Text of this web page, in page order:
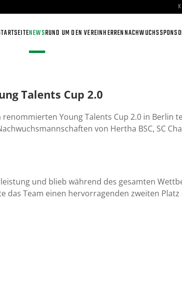
NEWSRUND UM DEN VEREINHERRENNACHWUCHS
Talents Cup 2.0
Young Talents Cup 2.0 in
von Hertha BSC, SC
und blieb während des gesamten
das Team einen hervorragenden zweiten